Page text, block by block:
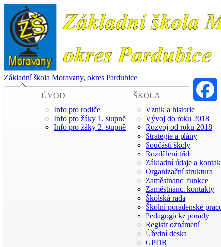
Základní škola Moravany, okres Pardubice
ÚVOD
Info pro rodiče
Info pro žáky 1. stupně
Info pro žáky 2. stupně
ŠKOLA
Vznik a historie
Vývoj do roku 2018
Rozvoj od roku 2018
Strategie a plány
Součásti školy
Rozdělení tříd
Základní údaje a
Organizační struktura
Zaměstnanci funkce
Zaměstnanci kontakty
Školská rada
Školní poradenské
Pedagogické porady
Registr oznámení
Úřední deska
GPDR